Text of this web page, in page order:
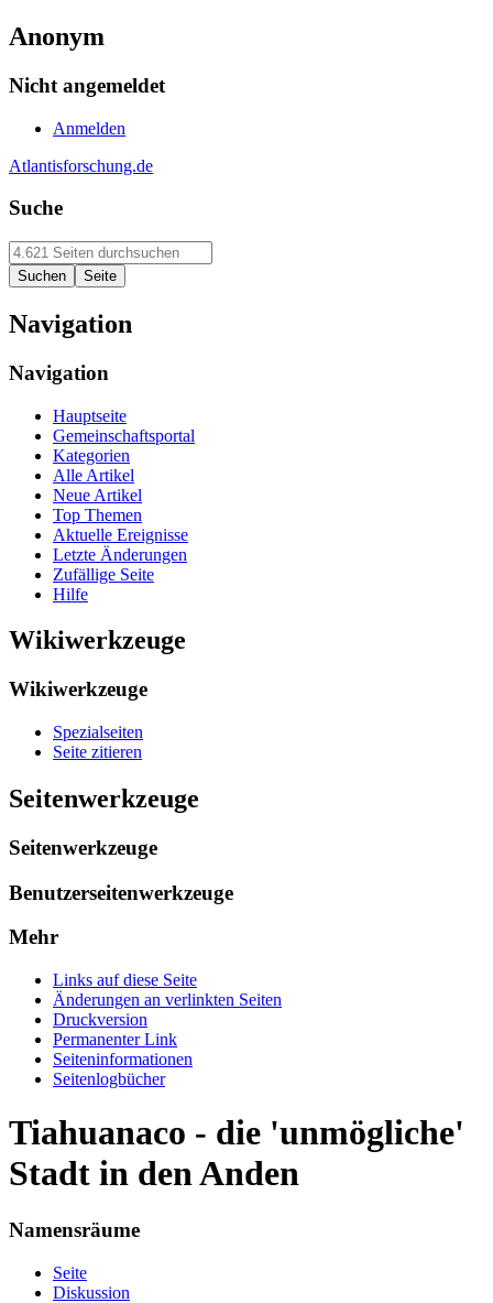
Anonym
Nicht angemeldet
Anmelden
Atlantisforschung.de
Suche
Navigation
Navigation
Hauptseite
Gemeinschaftsportal
Kategorien
Alle Artikel
Neue Artikel
Top Themen
Aktuelle Ereignisse
Letzte Änderungen
Zufällige Seite
Hilfe
Wikiwerkzeuge
Wikiwerkzeuge
Spezialseiten
Seite zitieren
Seitenwerkzeuge
Seitenwerkzeuge
Benutzerseitenwerkzeuge
Mehr
Links auf diese Seite
Änderungen an verlinkten Seiten
Druckversion
Permanenter Link
Seiten­informationen
Seitenlogbücher
Tiahuanaco - die 'unmögliche'
Stadt in den Anden
Namensräume
Seite
Diskussion